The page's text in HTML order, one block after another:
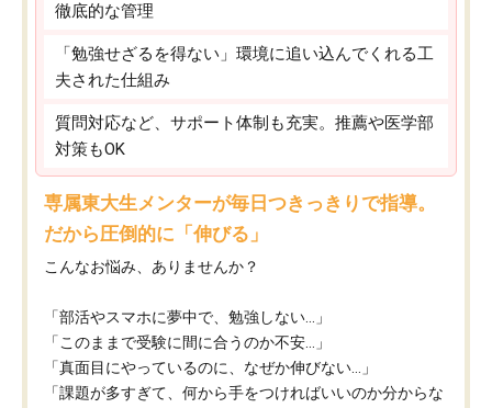
徹底的な管理
「勉強せざるを得ない」環境に追い込んでくれる工
夫された仕組み
質問対応など、サポート体制も充実。推薦や医学部
対策もOK
専属東大生メンターが毎日つきっきりで指導。
だから圧倒的に「伸びる」
こんなお悩み、ありませんか？
「部活やスマホに夢中で、勉強しない…」
「このままで受験に間に合うのか不安…」
「真面目にやっているのに、なぜか伸びない…」
「課題が多すぎて、何から手をつければいいのか分からな